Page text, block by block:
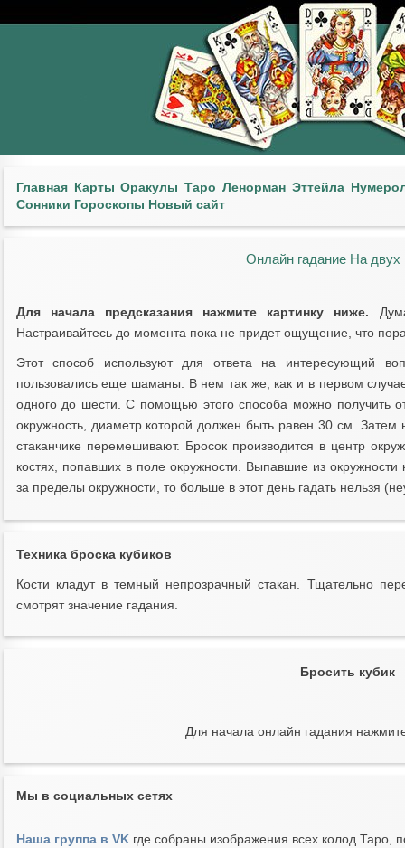
Главная Карты Оракулы Таро Ленорман Эттейла
Сонники Гороскопы Новый сайт
Онлайн гадание На двух
Для начала предсказания нажмите картинку ниже.
Настраивайтесь до момента пока не придет ощущение, что
Этот способ используют для ответа на интересующий
пользовались еще шаманы. В нем так же, как и в первом
одного до шести. С помощью этого способа можно получить
окружность, диаметр которой должен быть равен 30 см.
стаканчике перемешивают. Бросок производится в центр
костях, попавших в поле окружности. Выпавшие из
за пределы окружности, то больше в этот день гадать нельзя
Техника броска кубиков
Кости кладут в темный непрозрачный стакан. Тщательно
смотрят значение гадания.
Бросить кубик
Для начала онлайн гадания
Мы в социальных сетях
Наша группа в VKгде собраны изображения всех колод Таро,